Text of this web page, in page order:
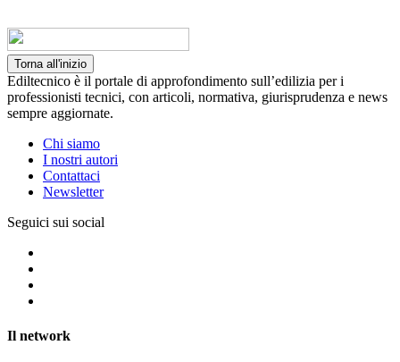
Torna all'inizio
Ediltecnico è il portale di approfondimento sull’edilizia per i
professionisti tecnici, con articoli, normativa, giurisprudenza e news
sempre aggiornate.
Chi siamo
I nostri autori
Contattaci
Newsletter
Seguici sui social
Il network